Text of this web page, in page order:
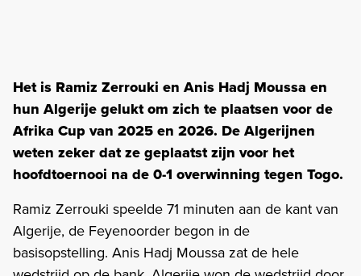
Het is Ramiz Zerrouki en Anis Hadj Moussa en
hun Algerije gelukt om zich te plaatsen voor de
Afrika Cup van 2025 en 2026. De Algerijnen
weten zeker dat ze geplaatst zijn voor het
hoofdtoernooi na de 0-1 overwinning tegen Togo.
Ramiz Zerrouki speelde 71 minuten aan de kant van
Algerije, de Feyenoorder begon in de
basisopstelling. Anis Hadj Moussa zat de hele